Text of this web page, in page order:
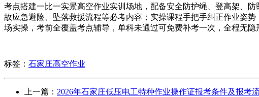
考点搭建一比一实景高空作业实训场地，配备安全防护绳、登高架、
故应急避险、坠落救援流程等必考内容；实操课程手把手纠正作业姿
场实操，考前全覆盖考点辅导，单科未通过可免费补考一次，全程无隐
标签： 石家庄高空作业
上一篇： 2026年石家庄低压电工特种作业操作证报考条件及报考